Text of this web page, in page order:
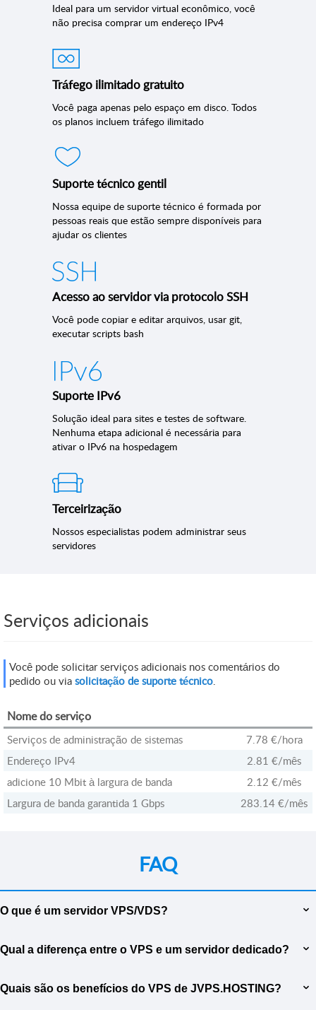
Ideal para um servidor virtual econômico, você
não precisa comprar um endereço IPv4
Tráfego ilimitado gratuito
Você paga apenas pelo espaço em disco. Todos
os planos incluem tráfego ilimitado
Suporte técnico gentil
Nossa equipe de suporte técnico é formada por
pessoas reais que estão sempre disponíveis para
ajudar os clientes
Acesso ao servidor via protocolo SSH
Você pode copiar e editar arquivos, usar git,
executar scripts bash
Suporte IPv6
Solução ideal para sites e testes de software.
Nenhuma etapa adicional é necessária para
ativar o IPv6 na hospedagem
Terceirização
Nossos especialistas podem administrar seus
servidores
Serviços adicionais
Você pode solicitar serviços adicionais nos comentários do
pedido ou via solicitação de suporte técnico.
Nome do serviço
Serviços de administração de sistemas 7.78 €/hora
Endereço IPv4
2.81 €/mês
adicione 10 Mbit à largura de banda
2.12 €/mês
Largura de banda garantida 1 Gbps
283.14 €/mês
FAQ
O que é um servidor VPS/VDS?
servidor virtual que fornece recursos dedicados de um servidor
uso. O VPS funciona como um servidor completo, dando a você
liberdade para instalar qualquer software e realizar tarefas que exijam
Qual a diferença entre o VPS e um servidor dedicado?
alocação de recursos. Um VPS usa virtualização para compartilhar os
Quais são os benefícios do VPS de JVPS.HOSTING?